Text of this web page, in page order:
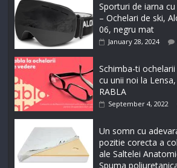
Sporturi de iarna
– Ochelari de ski,
06, negru mat
January 28, 2024
Schimba-ti
cu unii noi la
RABLA
September 4, 2022
Un somn cu
pozitie corecta a
ale Saltelei
Spuma